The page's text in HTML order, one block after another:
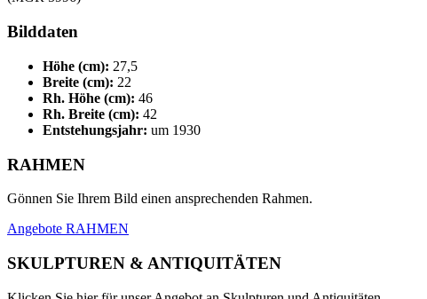
Bilddaten
Höhe (cm): 27,5
Breite (cm): 22
Rh. Höhe (cm): 46
Rh. Breite (cm): 42
Entstehungsjahr: um 1930
RAHMEN
Gönnen Sie Ihrem Bild einen ansprechenden Rahmen.
Angebote RAHMEN
SKULPTUREN & ANTIQUITÄTEN